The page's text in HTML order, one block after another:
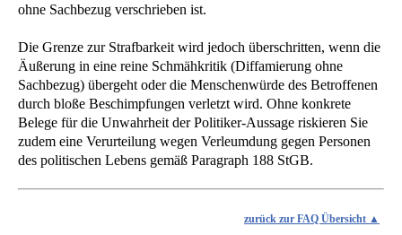
ohne Sachbezug verschrieben ist.
Die Grenze zur Strafbarkeit wird jedoch überschritten, wenn die
Äußerung in eine reine Schmähkritik (Diffamierung ohne
Sachbezug) übergeht oder die Menschenwürde des Betroffenen
durch bloße Beschimpfungen verletzt wird. Ohne konkrete
Belege für die Unwahrheit der Politiker-Aussage riskieren Sie
zudem eine Verurteilung wegen Verleumdung gegen Personen
des politischen Lebens gemäß Paragraph 188 StGB.
zurück zur FAQ Übersicht